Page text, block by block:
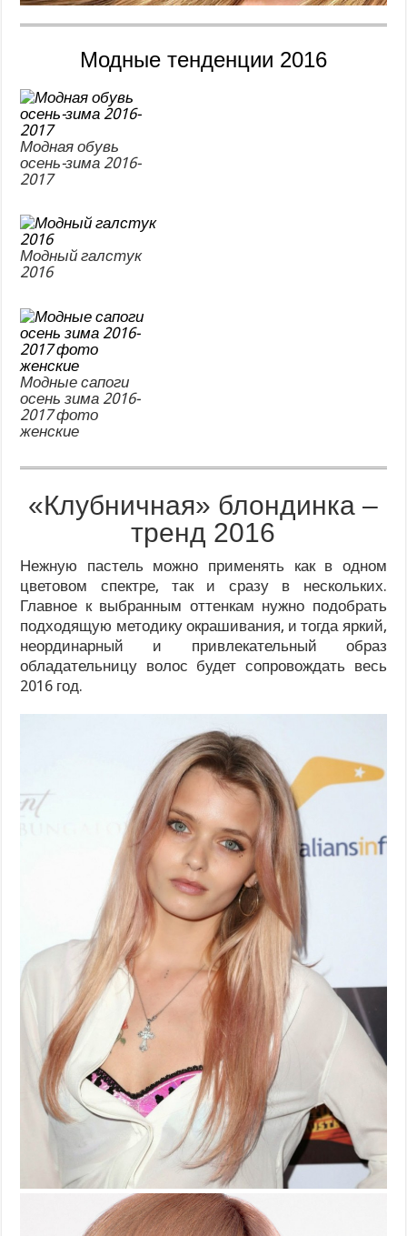
Модные тенденции 2016
Модная обувь
осень-зима 2016-
2017
Модный галстук
2016
Модные сапоги
осень зима 2016-
2017 фото
женские
«Клубничная» блондинка –
тренд 2016
Нежную пастель можно применять как в одном
цветовом спектре, так и сразу в нескольких.
Главное к выбранным оттенкам нужно подобрать
подходящую методику окрашивания, и тогда яркий,
неординарный и привлекательный образ
обладательницу волос будет сопровождать весь
2016 год.